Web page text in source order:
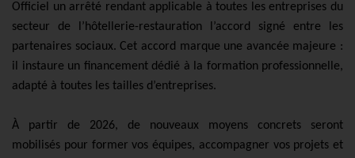
Officiel un arrêté rendant applicable à toutes les entreprises du
secteur de l’hôtellerie-restauration l’accord signé entre les
partenaires sociaux. Cet accord marque une avancée majeure :
il instaure un financement dédié à la formation professionnelle,
adapté à toutes les tailles d’entreprises.
À partir de 2026, de nouveaux moyens concrets seront
mobilisés pour former vos équipes, accompagner vos projets et